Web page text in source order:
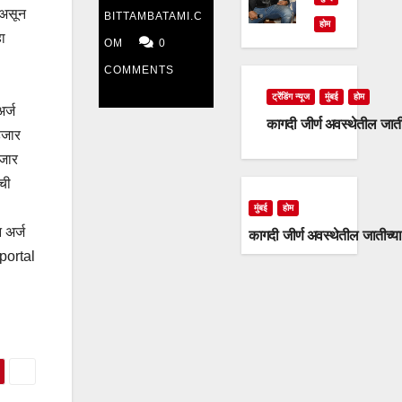
असून
अर्ज
दिवशीही
राष्ट्रवादी
काँग्रेस
BITTAMBATAMI.C
OM 0
COMMENTS
होम
ट्रेंडिंग न्यूज मुंबई होम
कागदी जीर्ण अवस्थेतील
मुंबई होम
कागदी जीर्ण अवस्थेतील